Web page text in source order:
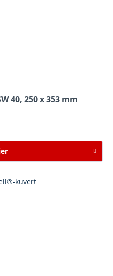
40, 250 x 353 mm